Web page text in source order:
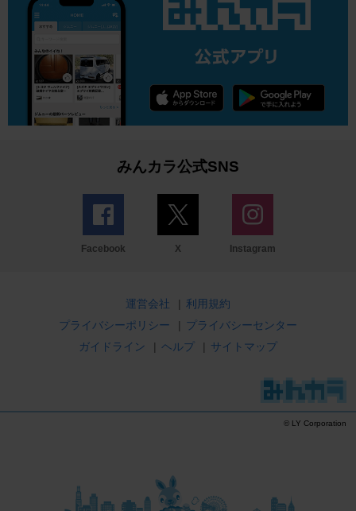
みんカラ公式SNS
Facebook X Instagram
運営会社 | 利用規約
プライバシーポリシー
| プライバシーセンター
ガイドライン
| ヘルプ | サイトマップ
© LY Corporation